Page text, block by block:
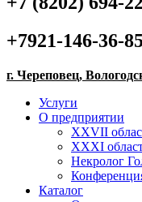
+7921-146-36-
г. Череповец,
Услуги
О предприятии
XXVII
XXXI
Некролог
Каталог